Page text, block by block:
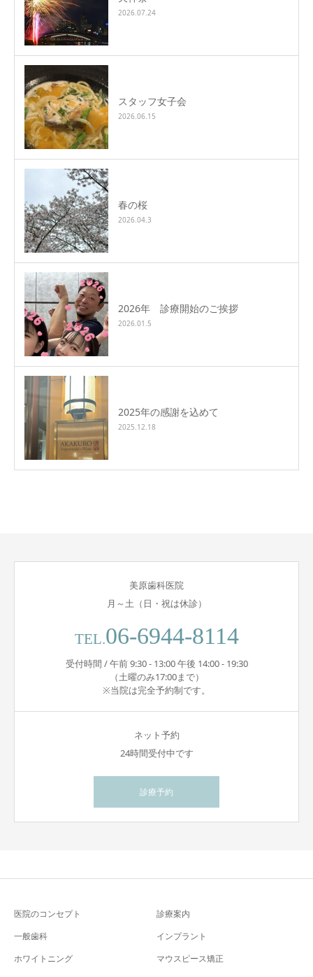
2026.07.24
スタッフ女子会
2026.06.15
春の桜
2026.04.3
2026年 診療開始のご挨拶
2026.01.5
2025年の感謝を込めて
2025.12.18
美原歯科医院
月～土（日・祝は休診）
TEL.06-6944-8114
受付時間 / 午前 9:30 - 13:00 午後 14:00 - 19:30
（土曜のみ17:00まで）
※当院は完全予約制です。
ネット予約
24時間受付中です
診療予約
医院のコンセプト
診療案内
一般歯科
インプラント
ホワイトニング
マウスピース矯正